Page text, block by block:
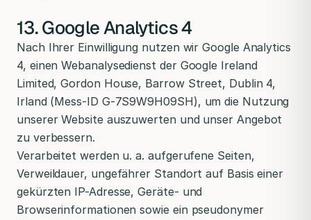
13. Google Analytics 4
Nach Ihrer Einwilligung nutzen wir Google Analytics
4, einen Webanalysedienst der Google Ireland
Limited, Gordon House, Barrow Street, Dublin 4,
Irland (Mess-ID G-7S9W9H09SH), um die Nutzung
unserer Website auszuwerten und unser Angebot
zu verbessern.
Verarbeitet werden u. a. aufgerufene Seiten,
Verweildauer, ungefährer Standort auf Basis einer
gekürzten IP-Adresse, Geräte- und
Browserinformationen sowie ein pseudonymer